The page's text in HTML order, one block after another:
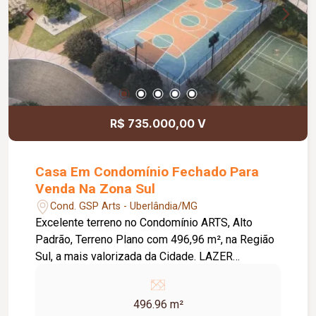
R$ 735.000,00 V
Casa Em Condomínio Fechado Para
Venda Na Zona Sul
Cond. GSP Arts - Uberlândia/MG
Excelente terreno no Condomínio ARTS, Alto
Padrão, Terreno Plano com 496,96 m², na Região
Sul, a mais valorizada da Cidade. LAZER
Tênis, - Quadra de Futebol, - Quadra de Squash,, -
Salão de Festas completo e mobiliado, - Piscina
496.96 m²